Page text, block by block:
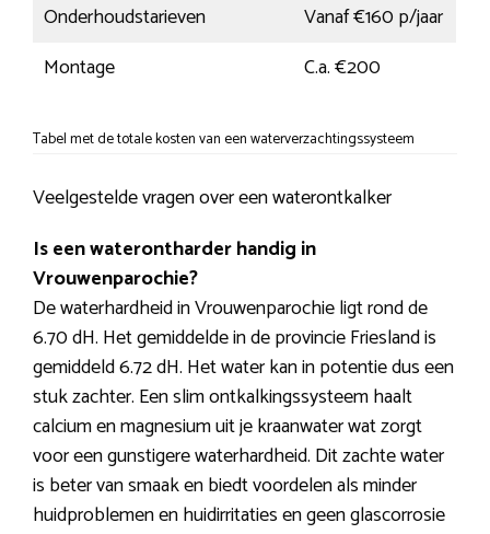
Onderhoudstarieven
Vanaf €160 p/jaar
Montage
C.a. €200
Tabel met de totale kosten van een waterverzachtingssysteem
Veelgestelde vragen over een waterontkalker
Is een waterontharder handig in
Vrouwenparochie?
De waterhardheid in Vrouwenparochie ligt rond de
6.70 dH. Het gemiddelde in de provincie Friesland is
gemiddeld 6.72 dH. Het water kan in potentie dus een
stuk zachter. Een slim ontkalkingssysteem haalt
calcium en magnesium uit je kraanwater wat zorgt
voor een gunstigere waterhardheid. Dit zachte water
is beter van smaak en biedt voordelen als minder
huidproblemen en huidirritaties en geen glascorrosie